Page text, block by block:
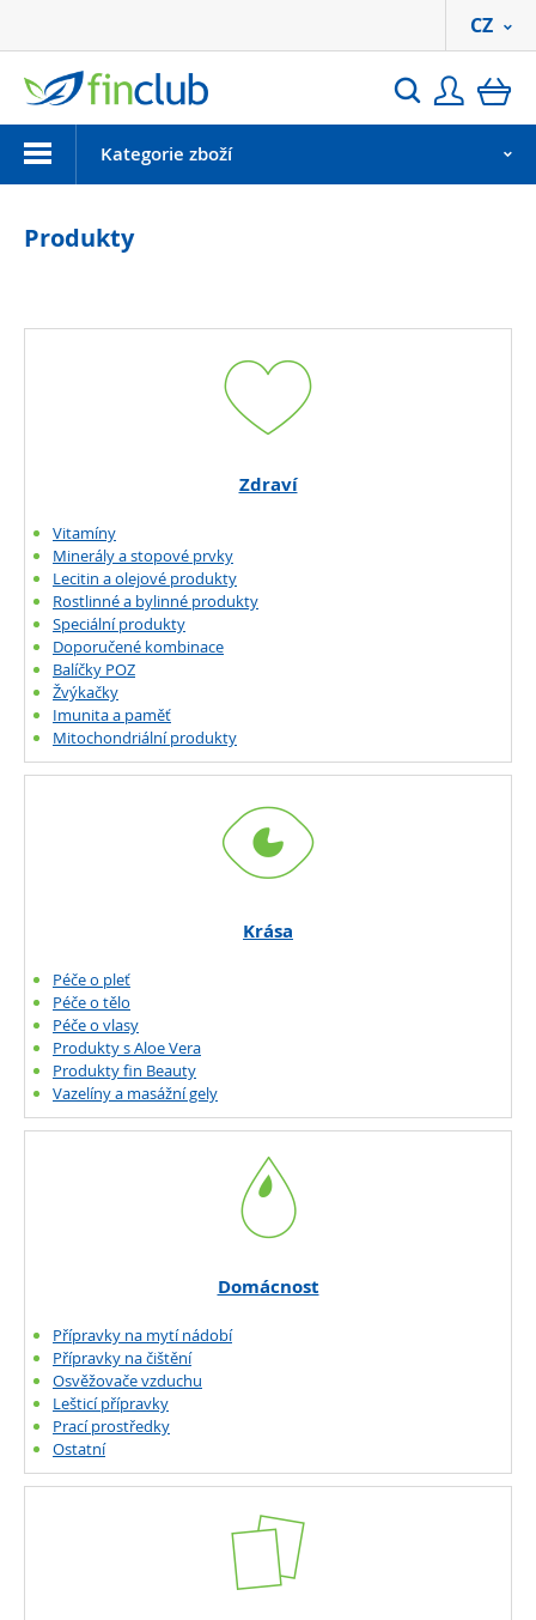
Hledat
CZ
MenuKategorie zboží
Produkty
Zdraví
Vitamíny
Minerály a stopové prvky
Lecitin a olejové produkty
Rostlinné a bylinné produkty
Speciální produkty
Doporučené kombinace
Balíčky POZ
Žvýkačky
Imunita a paměť
Mitochondriální produkty
Krása
Péče o pleť
Péče o tělo
Péče o vlasy
Produkty s Aloe Vera
Produkty fin Beauty
Vazelíny a masážní gely
Domácnost
Přípravky na mytí nádobí
Přípravky na čištění
Osvěžovače vzduchu
Lešticí přípravky
Prací prostředky
Ostatní